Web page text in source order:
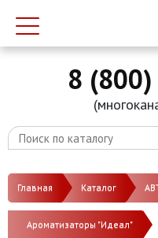
8
Главная Каталог
Ароматизаторы "Идеал"